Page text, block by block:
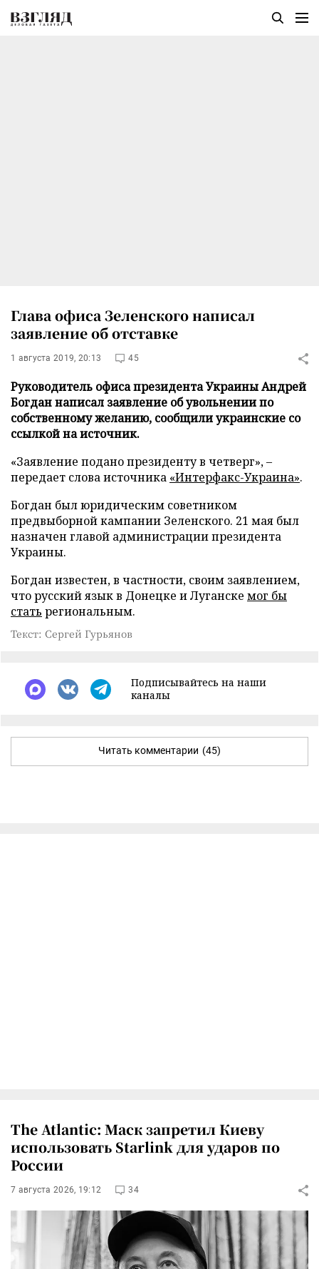
Глава офиса Зеленского написал
заявление об отставке
1 августа 2019, 20:13 45
Руководитель офиса президента Украины Андрей
Богдан написал заявление об увольнении по
собственному желанию, сообщили украинские со
ссылкой на источник.
«Заявление подано президенту в четверг», –
передает слова источника «Интерфакс-Украина».
Богдан был юридическим советником
предвыборной кампании Зеленского. 21 мая был
назначен главой администрации президента
Украины.
Богдан известен, в частности, своим заявлением,
что русский язык в Донецке и Луганске мог бы
стать региональным.
Текст: Сергей Гурьянов
Подписывайтесь на наши
каналы
Читать комментарии (45)
The Atlantic: Маск запретил Киеву
использовать Starlink для ударов по
России
7 августа 2026, 19:12 34